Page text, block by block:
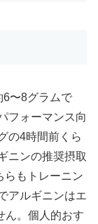
6〜8グラムで
フォーマンス向
の4時間前くら
ニンの推奨摂取
らもトレーニン
アルギニンはエ
ん。個人的おす